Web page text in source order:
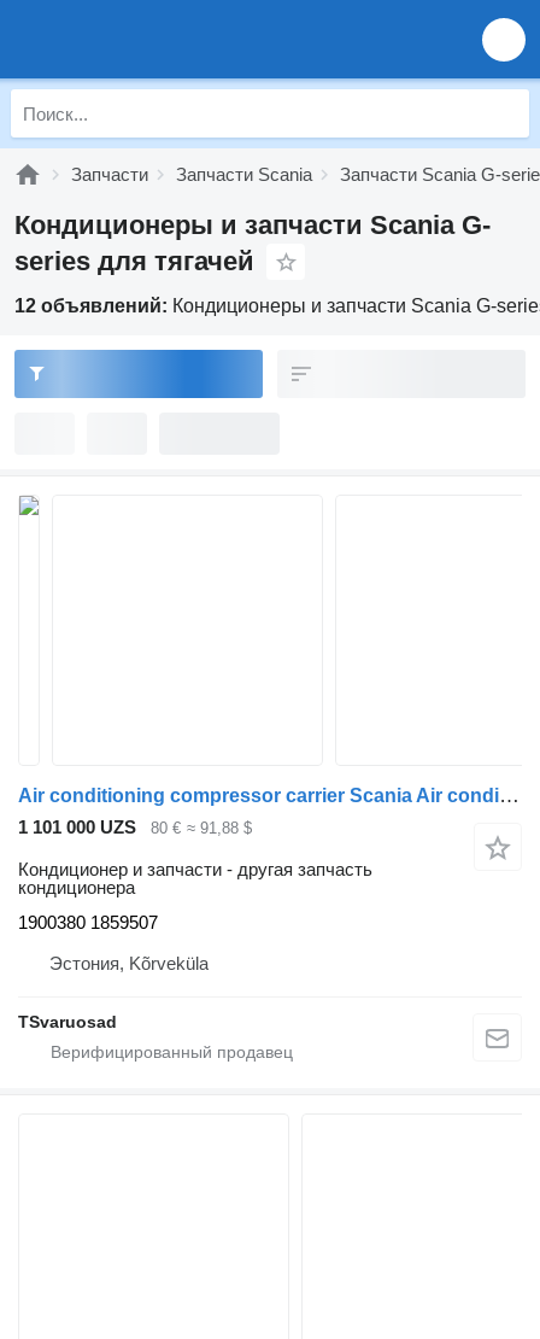
Запчасти Запчасти Scania Запчасти Scania G-
Кондиционеры и запчасти Scania G-
series для тягачей
12 объявлений: Кондиционеры и запчасти Scania G-
Air conditioning compressor carrier Scania Air conditioning compressor carrier 1900380 для тягача Scania G450
1 101 000 UZS 80 € ≈ 91,88 $
Кондиционер и запчасти - другая запчасть
кондиционера
1900380 1859507
Эстония, Kõrveküla
TSvaruosad